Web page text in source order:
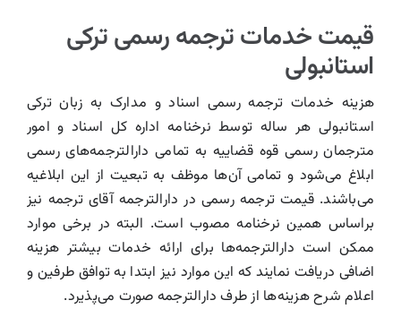
قیمت خدمات ترجمه رسمی ترکی
استانبولی
هزینه خدمات ترجمه رسمی اسناد و مدارک به زبان ترکی
استانبولی هر ساله توسط نرخنامه اداره کل اسناد و امور
مترجمان رسمی قوه قضاییه به تمامی دارالترجمه‌های رسمی
ابلاغ می‌شود و تمامی آن‌ها موظف به تبعیت از این ابلاغیه
می‌باشند. قیمت ترجمه رسمی در دارالترجمه آقای ترجمه نیز
براساس همین نرخنامه مصوب است. البته در برخی موارد
ممکن است دارالترجمه‌ها برای ارائه خدمات بیشتر هزینه
اضافی دریافت نمایند که این موارد نیز ابتدا به توافق طرفین و
اعلام شرح هزینه‌ها از طرف دارالترجمه صورت می‌پذیرد.